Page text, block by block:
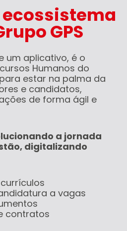
ecossistema
GPS
um aplicativo, é o
Humanos do
estar na palma da
e candidatos,
de forma ágil e
a jornada
digitalizando
a vagas
contratos